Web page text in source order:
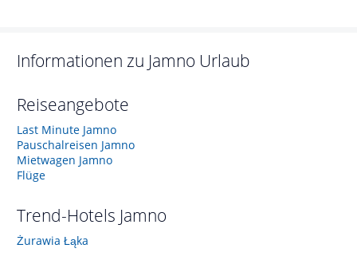
Informationen zu Jamno Urlaub
Reiseangebote
Last Minute Jamno
Pauschalreisen Jamno
Mietwagen Jamno
Flüge
Trend-Hotels Jamno
Żurawia Łąka